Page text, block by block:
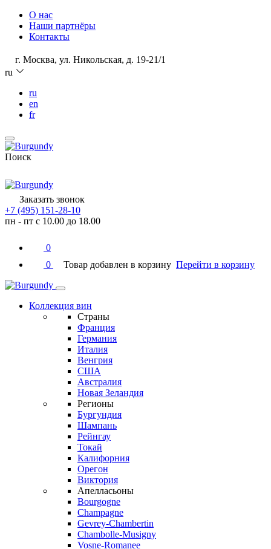
О нас
Наши партнёры
Контакты
г. Москва, ул. Никольская, д. 19-21/1
ru
ru
en
fr
Поиск
Заказать звонок
+7 (495) 151-28-10
пн - пт с 10.00 до 18.00
0
0
Товар добавлен в корзину Перейти в корзину
Коллекция вин
Страны
Франция
Германия
Италия
Венгрия
США
Австралия
Новая Зеландия
Регионы
Бургундия
Шампань
Рейнгау
Токай
Калифорния
Орегон
Виктория
Апелласьоны
Bourgogne
Champagne
Gevrey-Chambertin
Chambolle-Musigny
Vosne-Romanee